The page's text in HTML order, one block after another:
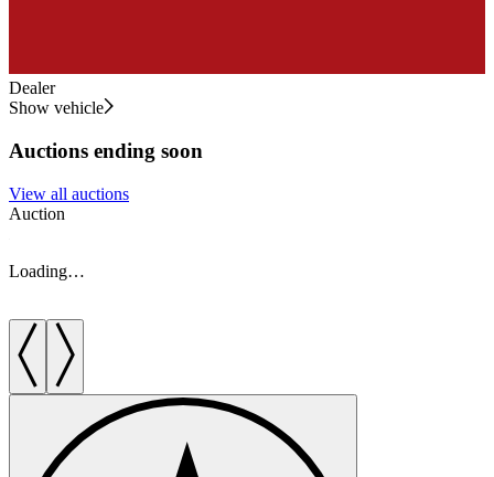
Dealer
Show vehicle
Auctions ending soon
View all auctions
Auction
Loading…